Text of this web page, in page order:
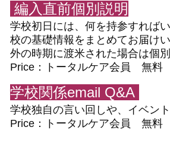
編入直前個別説明
学校初日には、何を持参すれば
校の基礎情報をまとめてお届け
外の時期に渡米された場合は個
Price：トータルケア会員 無
学校関係email Q&A
学校独自の言い回しや、イベン
Price：トータルケア会員 無